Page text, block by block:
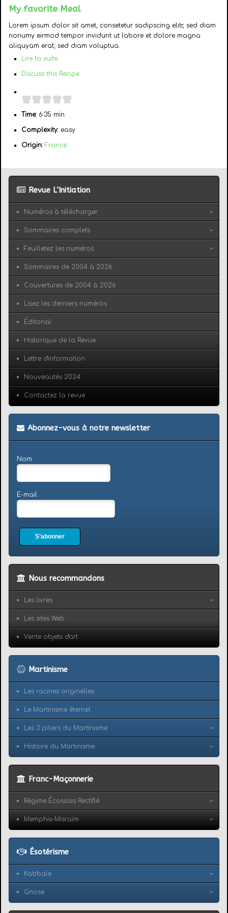
My favorite Meal
Lorem ipsum dolor sit amet, consetetur sadipscing elitr, sed diam
nonumy eirmod tempor invidunt ut labore et dolore magna
aliquyam erat, sed diam voluptua.
Lire la suite
Discuss this Recipe
Time: 6:35 min.
Complexity: easy
Origin: France
Revue L’Initiation
Numéros à télécharger
Sommaires complets
Feuilletez les numéros
Sommaires de 2004 à 2026
Couvertures de 2004 à 2026
Lisez les derniers numéros
Éditorial
Historique de la Revue
Lettre d'information
Nouveautés 2024
Contactez la revue
Abonnez-vous à notre newsletter
Nom
E-mail
S’abonner
Nous recommandons
Les livres
Les sites Web
Vente objets d'art
Martinisme
Les racines originelles
Le Martinisme éternel
Les 3 piliers du Martinisme
Histoire du Martinisme
Franc-Maçonnerie
Régime Écossais Rectifié
Memphis-Misraïm
Ésotérisme
Kabbale
Gnose